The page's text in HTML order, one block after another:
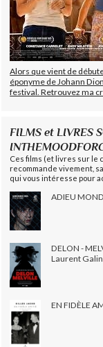
Alors que vient de
éponyme de Johann
festival. Retrouvez ma
FILMS et LIVRES
Ces films (et livres sur le
recommande vivement,
qui vous intéresse pour
ADIEU
DELON -
Laurent
EN FIDÈLE